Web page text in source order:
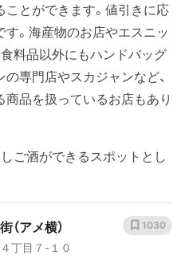
とができます。値引きに応
。海産物のお店やエスニッ
料品以外にもハンドバッグ
専門店やスカジャンなど、
品を扱っているお店もあり
ご酒ができるスポットとし
（アメ横）
丁目７-１０
1030